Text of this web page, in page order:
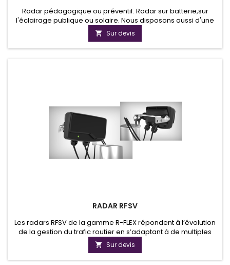
Radar pédagogique ou préventif. Radar sur batterie,sur
l'éclairage publique ou solaire. Nous disposons aussi d'une
gamme de radar pédagogique mobile. Nos radars
pédagogiques peuvent s'installer sur la plupart des mâts
existants. Nos radars pédagogiques affichent la vitesse avec
 Sur devis
RADAR RFSV
Les radars RFSV de la gamme R-FLEX répondent à l’évolution
de la gestion du trafic routier en s’adaptant à de multiples
applications alliant précision de détection et mesure de
vitesses. Discrets, ultra compacts et urbains, ces radars sont
des capteurs hyperfréquences 24GHz à effet Doppler pour
 Sur devis